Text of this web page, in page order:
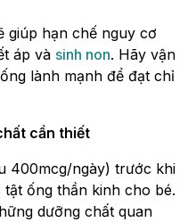
giúp hạn chế nguy cơ
áp và sinh non. Hãy vận
lành mạnh để đạt chỉ
cần thiết
400mcg/ngày) trước khi
ống thần kinh cho bé.
dưỡng chất quan